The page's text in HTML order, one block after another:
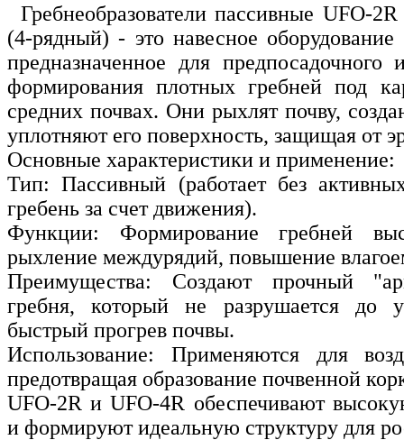
Гребнеобразователи пассивные UFO-
(4-рядный) - это навесное
предназначенное для предпосадочного
формирования плотных гребней под
средних почвах. Они рыхлят почву,
уплотняют его поверхность, защищая от
Основные характеристики и применение:
Тип: Пассивный (работает без
гребень за счет движения).
Функции: Формирование гребней
рыхление междурядий, повышение
Преимущества: Создают прочный
гребня, который не разрушается до
быстрый прогрев почвы.
Использование: Применяются для
предотвращая образование почвенной
UFO-2R и UFO-4R обеспечивают
и формируют идеальную структуру для